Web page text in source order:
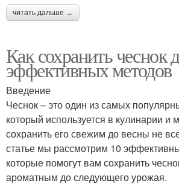
читать дальше →
Как сохранить чеснок
эффективных методов
Введение
Чеснок – это один из самых
который используется в кулинарии и
сохранить его свежим до весны не
статье мы рассмотрим 10
которые помогут вам сохранить
ароматным до следующего урожая.